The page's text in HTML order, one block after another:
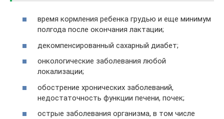
время кормления ребенка грудью и еще минимум
полгода после окончания лактации;
декомпенсированный сахарный диабет;
онкологические заболевания любой
локализации;
обострение хронических заболеваний,
недостаточность функции печени, почек;
острые заболевания организма, в том числе